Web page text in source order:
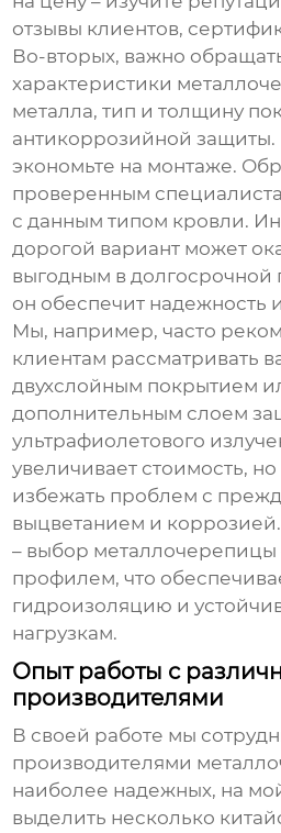
отзывы клиентов,
Во-вторых, важно
характеристики
металла, тип и толщину
антикоррозийной защиты.
экономьте на монтаже.
проверенным
с данным типом кровли.
дорогой вариант может
выгодным в долгосрочной
он обеспечит надежность
Мы, например, часто
клиентам рассматривать
двухслойным покрытием
дополнительным слоем
ультрафиолетового
увеличивает стоимость,
избежать проблем с
выцветанием и
– выбор
профилем, что
гидроизоляцию и
нагрузкам.
Опыт работы с
производителями
В своей работе мы
производителями
наиболее надежных, на
выделить несколько